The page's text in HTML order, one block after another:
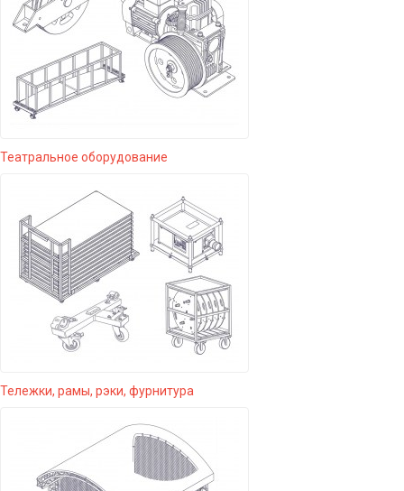
Театральное оборудование
Тележки, рамы, рэки, фурнитура